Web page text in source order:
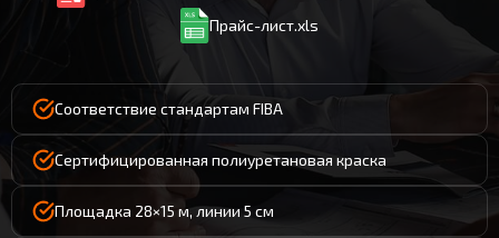
Прайс-лист.xls
Соответствие стандартам FIBA
Сертифицированная полиуретановая краска
Площадка 28×15 м, линии 5 см